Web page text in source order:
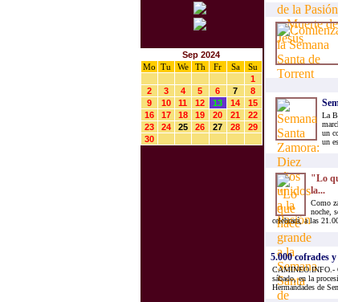
Sep 2024
Mo Tu We Th Fr Sa
Su
1
2
3 4 5 6 7
8
9
10 11 12 13 14
15
16
17 18 19 20 21
22
23
24 25 26 27 28
29
30
La
un
un
"Lo
la...
Como
noche,
celebrará, a las
5.000 cofrades
CAMINEO.INFO.-
sábado, en la
Hermandades de